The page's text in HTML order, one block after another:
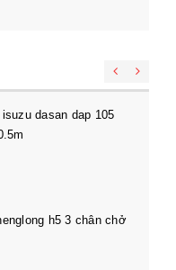
dasan dap 105
h5 3 chân chở